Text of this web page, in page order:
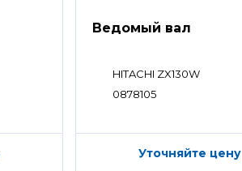
Ведомый вал
HITACHI ZX130W
0878105
Уточняйте цену